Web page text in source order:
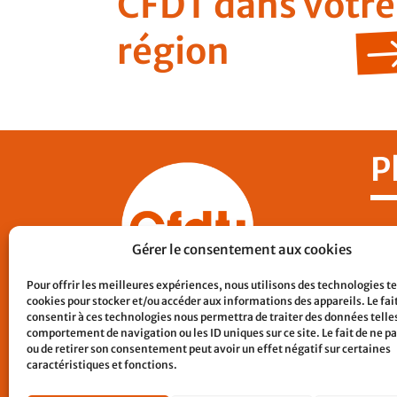
Gérer le consentement aux cookies
Pour offrir les meilleures expériences, nous utilisons des technologies
cookies pour stocker et/ou accéder aux informations des appareils. Le
consentir à ces technologies nous permettra de traiter des données
comportement de navigation ou les ID uniques sur ce site. Le fait de ne
ou de retirer son consentement peut avoir un effet négatif sur certaines
caractéristiques et fonctions.
région